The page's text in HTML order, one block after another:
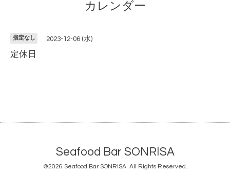
カレンダー
指定なし 2023-12-06 (水)
定休日
Seafood Bar SONRISA
©2026 Seafood Bar SONRISA. All Rights Reserved.